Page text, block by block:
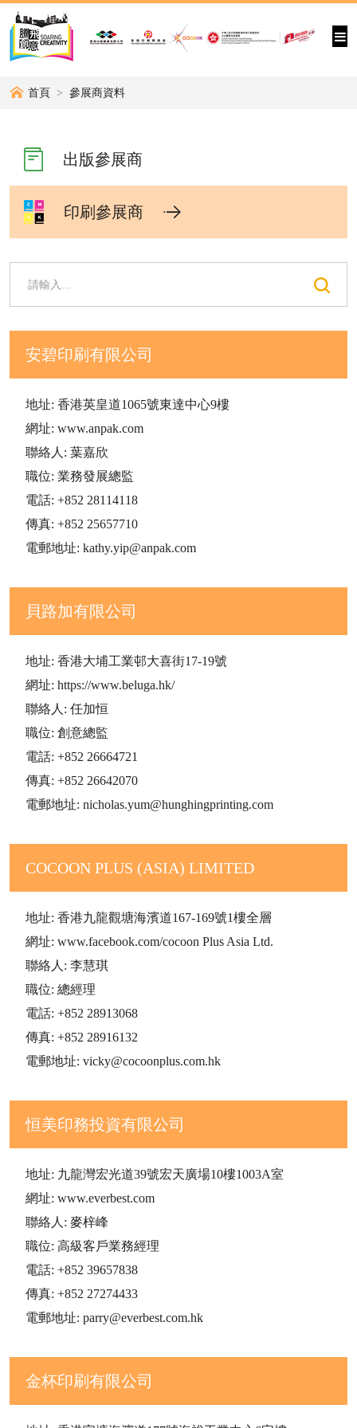
首頁 參展商資料
出版參展商
印刷參展商
安碧印刷有限公司
地址: 香港英皇道1065號東達中心9樓
網址: www.anpak.com
聯絡人: 葉嘉欣
職位: 業務發展總監
電話: +852 28114118
傳真: +852 25657710
電郵地址: kathy.yip@anpak.com
貝路加有限公司
地址: 香港大埔工業邨大喜街17-19號
網址: https://www.beluga.hk/
聯絡人: 任加恒
職位: 創意總監
電話: +852 26664721
傳真: +852 26642070
電郵地址: nicholas.yum@hunghingprinting.com
COCOON PLUS (ASIA) LIMITED
地址: 香港九龍觀塘海濱道167-169號1樓全層
網址: www.facebook.com/cocoon Plus Asia Ltd.
聯絡人: 李慧琪
職位: 總經理
電話: +852 28913068
傳真: +852 28916132
電郵地址: vicky@cocoonplus.com.hk
恒美印務投資有限公司
地址: 九龍灣宏光道39號宏天廣場10樓1003A室
網址: www.everbest.com
聯絡人: 麥梓峰
職位: 高級客戶業務經理
電話: +852 39657838
傳真: +852 27274433
電郵地址: parry@everbest.com.hk
金杯印刷有限公司